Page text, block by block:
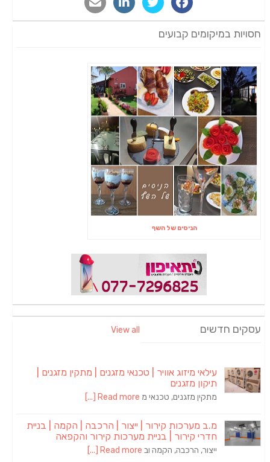
חסויות במיקומים קבועים
הניסים של השף
עסקים חדשים View all
עילאי מיזוג אוויר | טכנאי מזגנים | מתקין מזגנים |
תיקון מזגנים
מתקין מזגנים, טכנאי מ Read more [...]
מ.ב מערכות קירור | ייצור | הרכבה | הקמה | בניית
חדרי קירור | בניית מערכות קירור והקפאה
ייצור, הרכבה, הקמה וב Read more [...]